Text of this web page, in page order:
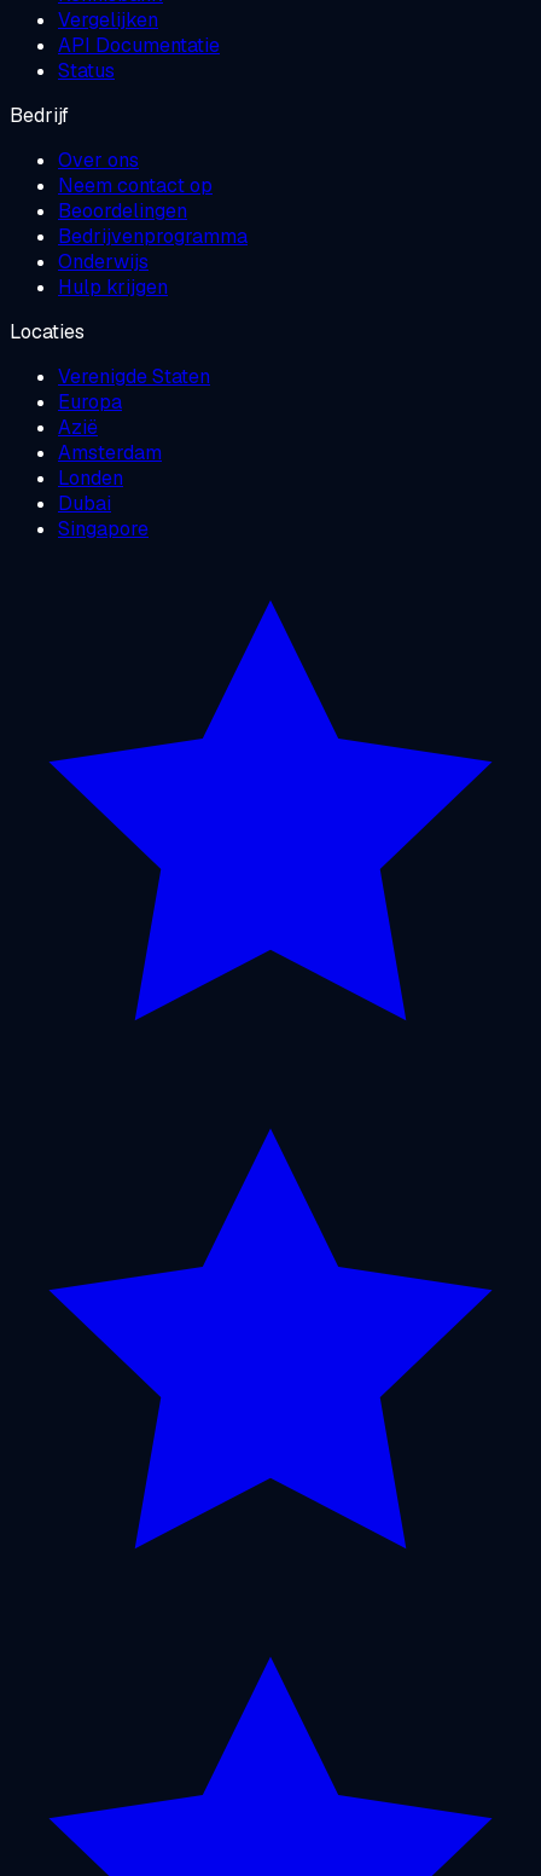
Vergelijken
API Documentatie
Status
Bedrijf
Over ons
Neem contact op
Beoordelingen
Bedrijvenprogramma
Onderwijs
Hulp krijgen
Locaties
Verenigde Staten
Europa
Azië
Amsterdam
Londen
Dubai
Singapore